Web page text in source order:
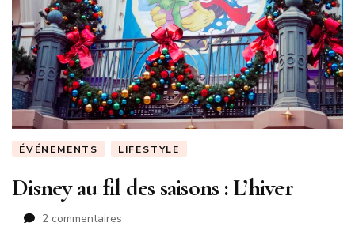
ÉVÉNEMENTS LIFESTYLE
Disney au fil des saisons : L’hiver
2 commentaires